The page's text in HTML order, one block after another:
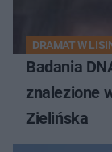
DRAMAT W
Badania
znalezione
Zielińska